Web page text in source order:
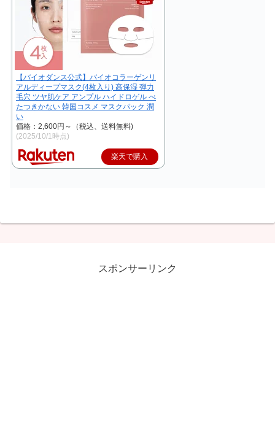
【バイオダンス公式】バイオコラーゲンリ
アルディープマスク(4枚入り) 高保湿 弾力
毛穴 ツヤ肌ケア アンプル ハイドロゲル べ
たつきかない 韓国コスメ マスクパック 潤
い
価格：2,600円～（税込、送料無料)
(2025/10/1時点)
楽天で購入
スポンサーリンク